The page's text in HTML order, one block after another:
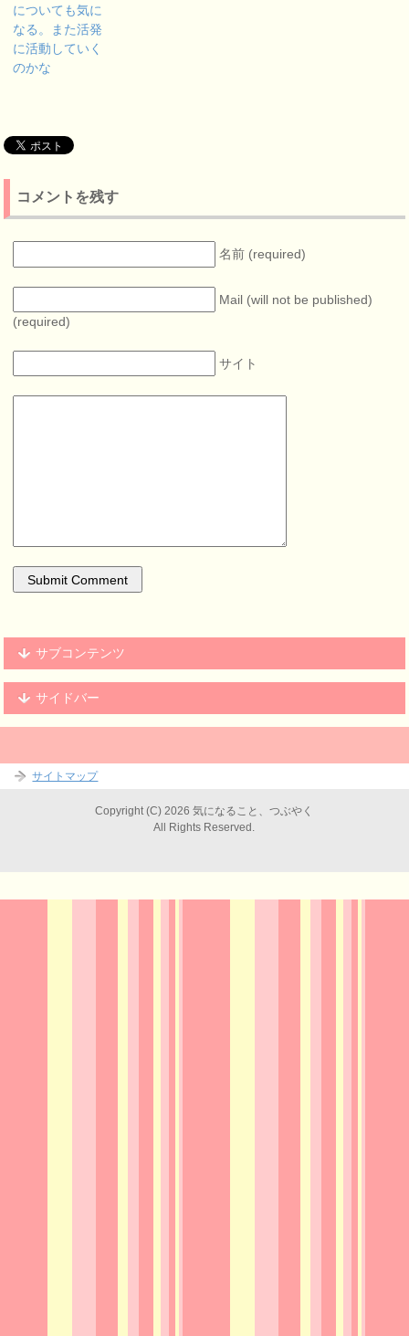
についても気に
なる。また活発
に活動していく
のかな
コメントを残す
名前 (required)
Mail (will not be published)
(required)
サイト
サブコンテンツ
サイドバー
サイトマップ
Copyright (C) 2026 気になること、つぶやく
All Rights Reserved.